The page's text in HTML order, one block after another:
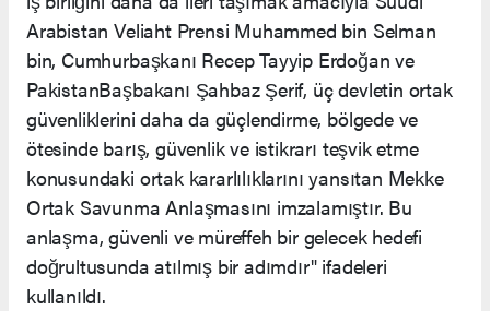
Arabistan Veliaht Prensi Muhammed bin Selman
bin, Cumhurbaşkanı Recep Tayyip Erdoğan ve
PakistanBaşbakanı Şahbaz Şerif, üç devletin ortak
güvenliklerini daha da güçlendirme, bölgede ve
ötesinde barış, güvenlik ve istikrarı teşvik etme
konusundaki ortak kararlılıklarını yansıtan Mekke
Ortak Savunma Anlaşmasını imzalamıştır. Bu
anlaşma, güvenli ve müreffeh bir gelecek hedefi
doğrultusunda atılmış bir adımdır" ifadeleri
kullanıldı.